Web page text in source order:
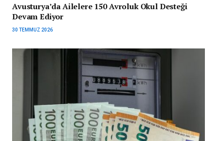
Avusturya’da Ailelere 150 Avroluk Okul Desteği
Devam Ediyor
30 TEMMUZ 2026